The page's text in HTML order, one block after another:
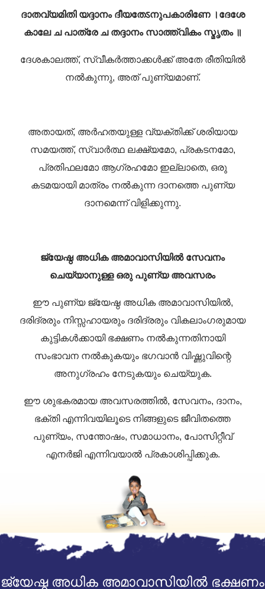
ദാതവ്യമിതി യദ്ദാനം ദീയതേऽനുപകാരിണേ । ദേശേ
കാലേ ച പാത്രേ ച തദ്ദാനം സാത്ത്വികം സ്മൃതം ॥
ദേശകാലത്ത്, സ്വീകർത്താക്കൾക്ക് അതേ രീതിയിൽ
നൽകുന്നു, അത് പുണ്യമാണ്.
അതായത്, അർഹതയുള്ള വ്യക്തിക്ക് ശരിയായ
സമയത്ത്, സ്വാർത്ഥ ലക്ഷ്യമോ, പ്രകടനമോ,
പ്രതിഫലമോ ആഗ്രഹമോ ഇല്ലാതെ, ഒരു
കടമയായി മാത്രം നൽകുന്ന ദാനത്തെ പുണ്യ
ദാനമെന്ന് വിളിക്കുന്നു.
ജ്യേഷ്ഠ അധിക അമാവാസിയിൽ സേവനം
ചെയ്യാനുള്ള ഒരു പുണ്യ അവസരം
ഈ പുണ്യ ജ്യേഷ്ഠ അധിക അമാവാസിയിൽ,
ദരിദ്രരും നിസ്സഹായരും ദരിദ്രരും വികലാംഗരുമായ
കുട്ടികൾക്കായി ഭക്ഷണം നൽകുന്നതിനായി
സംഭാവന നൽകുകയും ഭഗവാൻ വിഷ്ണുവിന്റെ
അനുഗ്രഹം നേടുകയും ചെയ്യുക.
ഈ ശുഭകരമായ അവസരത്തിൽ, സേവനം, ദാനം,
ഭക്തി എന്നിവയിലൂടെ നിങ്ങളുടെ ജീവിതത്തെ
പുണ്യം, സന്തോഷം, സമാധാനം, പോസിറ്റീവ്
എനർജി എന്നിവയാൽ പ്രകാശിപ്പിക്കുക.
ജ്യേഷ്ഠ അധിക അമാവാസിയിൽ ഭക്ഷണം